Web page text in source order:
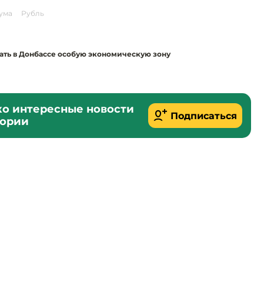
Рубль
в Донбассе особую экономическую зону
интересные новости
Подписаться